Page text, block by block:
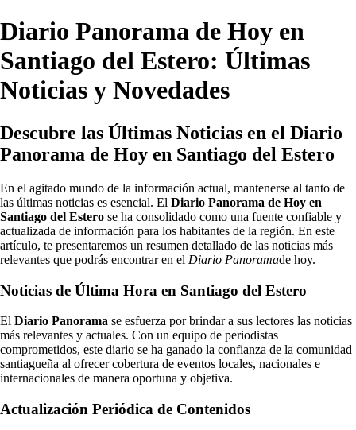
Diario Panorama de Hoy en
Santiago del Estero: Últimas
Noticias y Novedades
Descubre las Últimas Noticias en el Diario
Panorama de Hoy en Santiago del Estero
En el agitado mundo de la información actual, mantenerse al tanto de
las últimas noticias es esencial. El Diario Panorama de Hoy en
Santiago del Estero se ha consolidado como una fuente confiable y
actualizada de información para los habitantes de la región. En este
artículo, te presentaremos un resumen detallado de las noticias más
relevantes que podrás encontrar en el Diario Panoramade hoy.
Noticias de Última Hora en Santiago del Estero
El Diario Panorama se esfuerza por brindar a sus lectores las noticias
más relevantes y actuales. Con un equipo de periodistas
comprometidos, este diario se ha ganado la confianza de la comunidad
santiagueña al ofrecer cobertura de eventos locales, nacionales e
internacionales de manera oportuna y objetiva.
Actualización Periódica de Contenidos